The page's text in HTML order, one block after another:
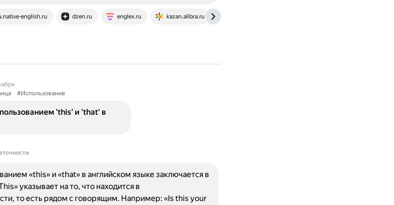
english.ru dzen.ru englex.ru kazan.alibra.ru
#Использование
'this' и 'that' в
«this» и «that» в английском языке заключается в
указывает на то, что находится в
то есть рядом с говорящим. Например: «Is this your